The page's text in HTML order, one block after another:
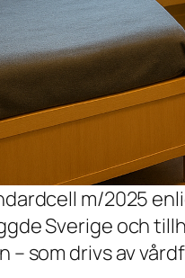
m/2025
Sverige och
– som drivs av